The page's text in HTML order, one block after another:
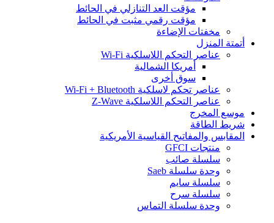
مؤقت العد التنازلي في الحائط
مؤقت رقمي مثبت في الحائط
مخفتات الإضاءة
أتمتة المنزل
عناصر التحكم اللاسلكية Wi-Fi
أمريكا الشمالية
سوق أخرى
عناصر تحكم لاسلكية Wi-Fi + Bluetooth
عناصر التحكم اللاسلكية Z-Wave
موسع المخرج
شريط الطاقة
المقابس والمفاتيح القياسية الأمريكية
منتجات GFCI
سلسلة صائب
وحدة سلسلة Saeb
سلسلة سايم
سلسلة سرح
وحدة سلسلة التماس